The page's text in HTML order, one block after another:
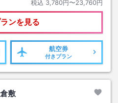
税込 3,780円〜23,760円
ンを見る
航空券
付きプラン
敷